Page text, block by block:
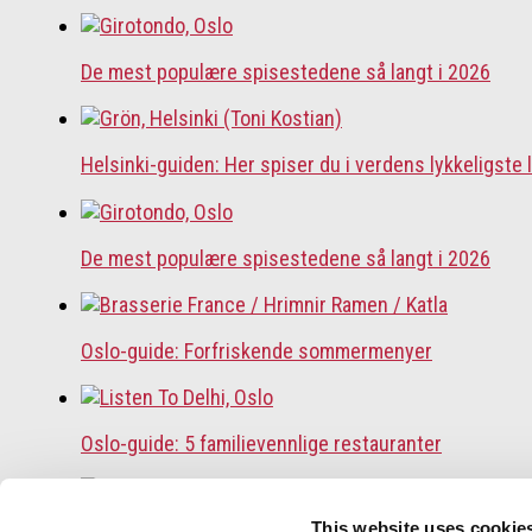
This website uses
De mest populære spisestedene så langt i 2026
Helsinki-guiden: Her spiser du i verdens lykkeligste
De mest populære spisestedene så langt i 2026
Oslo-guide: Forfriskende sommermenyer
Oslo-guide: 5 familievennlige restauranter